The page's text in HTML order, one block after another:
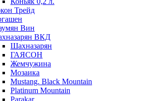
Трейд
Вин
ВКД
Шахназарян
ГАЯСОН
Жемчужина
Мозаика
Mustang. Black Mountain
Platinum Mountain
Parakar